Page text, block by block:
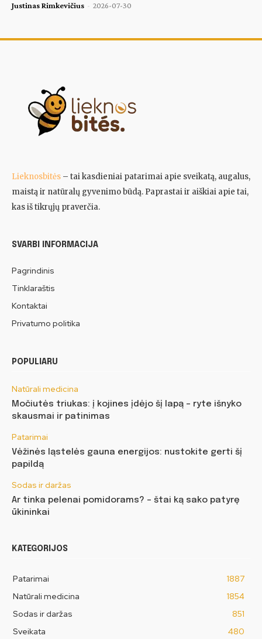
Justinas Rimkevičius - 2026-07-30
Lieknosbitės – tai kasdieniai patarimai apie sveikatą, augalus,
maistą ir natūralų gyvenimo būdą. Paprastai ir aiškiai apie tai,
kas iš tikrųjų praverčia.
SVARBI INFORMACIJA
Pagrindinis
Tinklaraštis
Kontaktai
Privatumo politika
POPULIARU
Natūrali medicina
Močiutės triukas: į kojines įdėjo šį lapą – ryte išnyko
skausmai ir patinimas
Patarimai
Vėžinės ląstelės gauna energijos: nustokite gerti šį
papildą
Sodas ir daržas
Ar tinka pelenai pomidorams? – štai ką sako patyrę
ūkininkai
KATEGORIJOS
Patarimai
1887
Natūrali medicina
1854
Sodas ir daržas
851
Sveikata
480